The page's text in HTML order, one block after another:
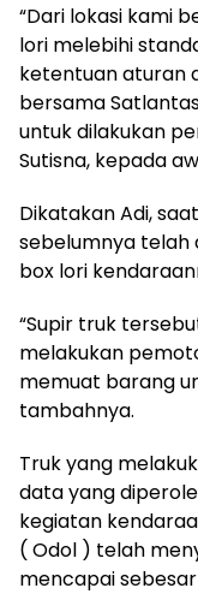
“Dari lokasi kami
lori melebihi
ketentuan aturan
bersama
untuk dilakukan
Sutisna, kepada
Dikatakan Adi,
sebelumnya telah
box lori
“Supir truk
melakukan
memuat barang
tambahnya.
Truk yang
data yang
kegiatan
( Odol ) telah
mencapai